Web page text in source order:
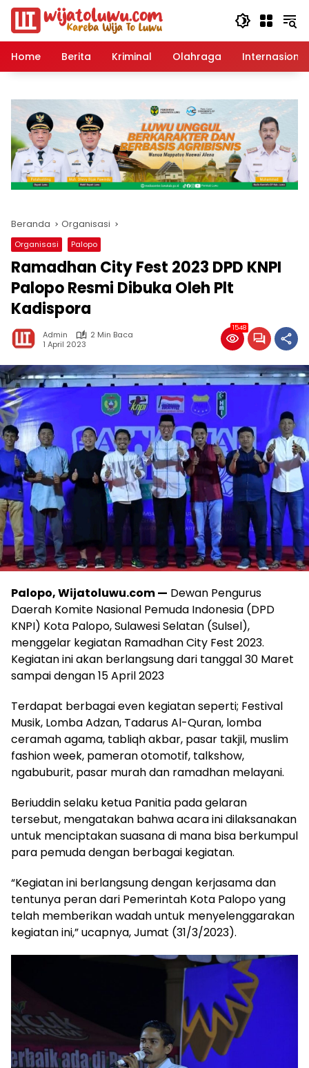
Langsung
konten
Home
Berita Kriminal Olahraga Internasional
Beranda Organisasi
Organisasi Palopo
Ramadhan City Fest 2023 DPD KNPI
Palopo Resmi Dibuka Oleh Plt
Kadispora
Admin
2 Min Baca
1 April 2023
1548
Palopo, Wijatoluwu.com — Dewan Pengurus
Daerah Komite Nasional Pemuda Indonesia (DPD
KNPI) Kota Palopo, Sulawesi Selatan (Sulsel),
menggelar kegiatan Ramadhan City Fest 2023.
Kegiatan ini akan berlangsung dari tanggal 30 Maret
sampai dengan 15 April 2023
Terdapat berbagai even kegiatan seperti; Festival
Musik, Lomba Adzan, Tadarus Al-Quran, lomba
ceramah agama, tabliqh akbar, pasar takjil, muslim
fashion week, pameran otomotif, talkshow,
ngabuburit, pasar murah dan ramadhan melayani.
Beriuddin selaku ketua Panitia pada gelaran
tersebut, mengatakan bahwa acara ini dilaksanakan
untuk menciptakan suasana di mana bisa berkumpul
para pemuda dengan berbagai kegiatan.
“Kegiatan ini berlangsung dengan kerjasama dan
tentunya peran dari Pemerintah Kota Palopo yang
telah memberikan wadah untuk menyelenggarakan
kegiatan ini,” ucapnya, Jumat (31/3/2023).